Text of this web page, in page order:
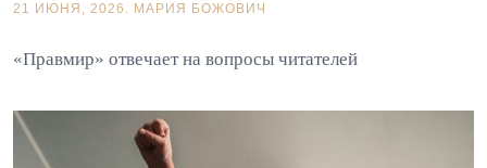
21 ИЮНЯ, 2026. МАРИЯ БОЖОВИЧ
«Правмир» отвечает на вопросы читателей